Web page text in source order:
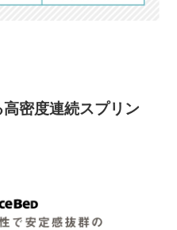
密度連続スプリン